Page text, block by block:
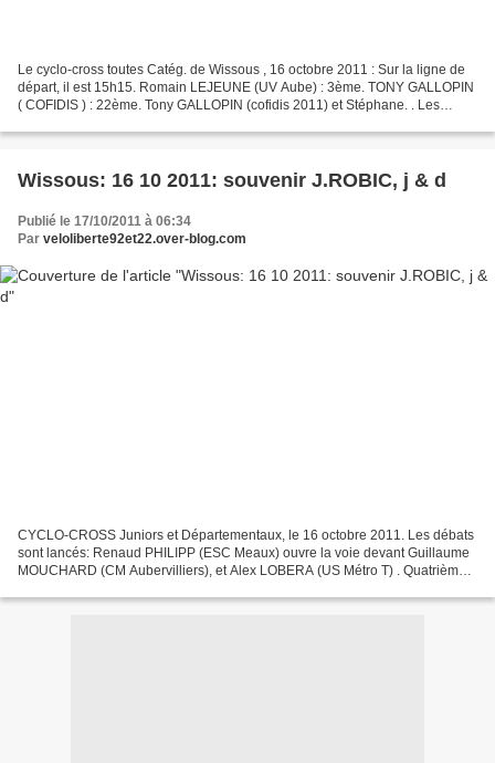
Le cyclo-cross toutes Catég. de Wissous , 16 octobre 2011 : Sur la ligne de
départ, il est 15h15. Romain LEJEUNE (UV Aube) : 3ème. TONY GALLOPIN
( COFIDIS ) : 22ème. Tony GALLOPIN (cofidis 2011) et Stéphane. . Les
Wissous: 16 10 2011: souvenir J.ROBIC, j & d
Publié le 17/10/2011 à 06:34
Par veloliberte92et22.over-blog.com
CYCLO-CROSS Juniors et Départementaux, le 16 octobre 2011. Les débats
sont lancés: Renaud PHILIPP (ESC Meaux) ouvre la voie devant Guillaume
MOUCHARD (CM Aubervilliers), et Alex LOBERA (US Métro T) . Quatrième,